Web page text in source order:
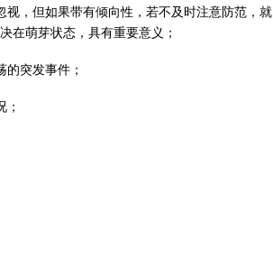
，但如果带有倾向性，若不及时注意防范，就
在萌芽状态，具有重要意义；
突发事件；